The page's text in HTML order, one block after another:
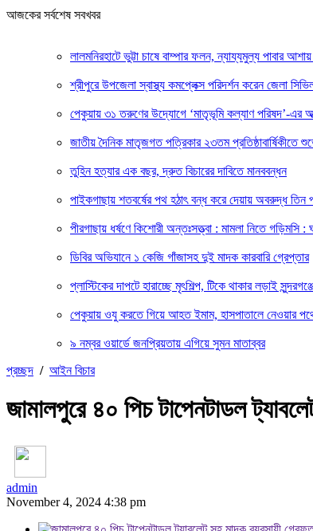
আজকের সর্বশেষ সবখবর
লালমনিরহাটে ভুট্টা চাষে বাম্পার ফলন, ন্যায্যমুল্য পাবার
শ্রীপুরে উপজেলা স্বাস্থ্য কমপ্লেক্স পরিদর্শন করেন জেলা
পেকুয়ায় ৩১ তরুণের উদ্যোগে ‘মাতৃভূমি কল্যাণ পরিষদ’-এর
জাতীয় দৈনিক মাতৃজগত পত্রিকার ২৩তম প্রতিষ্ঠাবার্ষিকীতে
তুহিন হত্যার এক বছর, দ্রুত বিচারের দাবিতে মানববন্ধন
পাইকগাছায় শতবর্ষের পথ হঠাৎ বন্ধ করে দেয়ায় অবরুদ্ধ তিন
পীরগাছায় ধর্ষণে কিশোরী অন্তঃসত্ত্বা : মামলা নিতে গড়িমসি :
ডিবির অভিযানে ১ কেজি গাঁজাসহ দুই মাদক কারবারি গ্রেপ্তার
প্লাস্টিকের দাপটে হারাচ্ছে মৃৎশিল্প, টিকে থাকার লড়াই
পেকুয়ায় ওযু করতে গিয়ে আহত ইমাম, হাসপাতালে নেওয়ার
৯ নম্বর ওয়ার্ডে জনপ্রিয়তায় এগিয়ে সুমন মাতাব্বর
প্রচ্ছদ / আইন বিচার
জামালপুরে ৪০ পিচ টাপেনটাডল
admin
November 4, 2024 4:38 pm